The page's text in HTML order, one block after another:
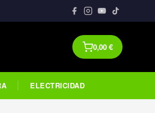
0,00€
ELECTRICIDAD